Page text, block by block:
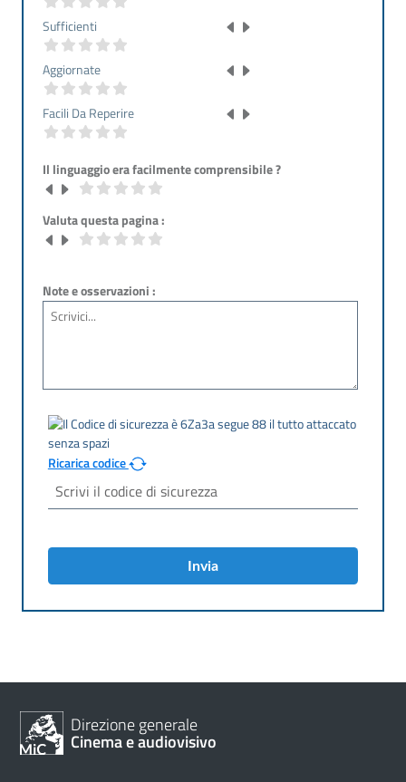
Sufficienti
Aggiornate
Facili Da Reperire
Il linguaggio era facilmente comprensibile ?
Valuta questa pagina :
Note e osservazioni :
Ricarica codice
Invia
Direzione generale
Cinema e audiovisivo